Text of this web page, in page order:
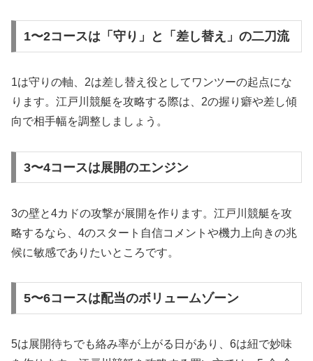
1〜2コースは「守り」と「差し替え」の二刀流
1は守りの軸、2は差し替え役としてワンツーの起点にな
ります。江戸川競艇を攻略する際は、2の握り癖や差し傾
向で相手幅を調整しましょう。
3〜4コースは展開のエンジン
3の壁と4カドの攻撃が展開を作ります。江戸川競艇を攻
略するなら、4のスタート自信コメントや機力上向きの兆
候に敏感でありたいところです。
5〜6コースは配当のボリュームゾーン
5は展開待ちでも絡み率が上がる日があり、6は紐で妙味